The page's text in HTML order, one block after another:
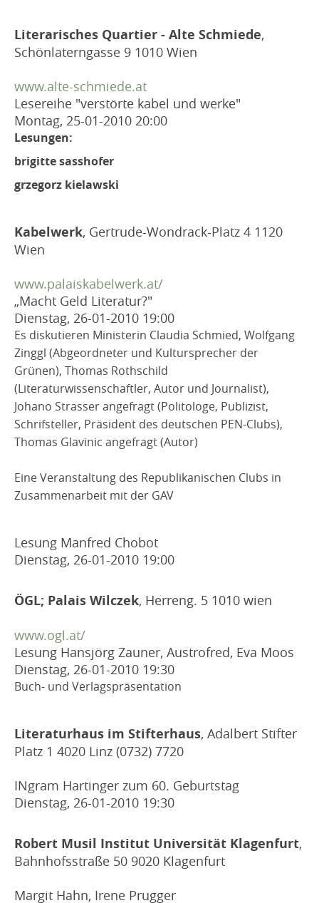
Literarisches Quartier - Alte Schmiede,
Schönlaterngasse 9 1010 Wien
www.alte-schmiede.at
Lesereihe "verstörte kabel und werke"
Montag, 25-01-2010 20:00
Lesungen:
brigitte sasshofer
grzegorz kielawski
Kabelwerk, Gertrude-Wondrack-Platz 4 1120
Wien
www.palaiskabelwerk.at/
„Macht Geld Literatur?"
Dienstag, 26-01-2010 19:00
Es diskutieren Ministerin Claudia Schmied, Wolfgang
Zinggl (Abgeordneter und Kultursprecher der
Grünen), Thomas Rothschild
(Literaturwissenschaftler, Autor und Journalist),
Johano Strasser angefragt (Politologe, Publizist,
Schrifsteller, Präsident des deutschen PEN-Clubs),
Thomas Glavinic angefragt (Autor)
Eine Veranstaltung des Republikanischen Clubs in
Zusammenarbeit mit der GAV
Lesung Manfred Chobot
Dienstag, 26-01-2010 19:00
ÖGL; Palais Wilczek, Herreng. 5 1010 wien
www.ogl.at/
Lesung Hansjörg Zauner, Austrofred, Eva Moos
Dienstag, 26-01-2010 19:30
Buch- und Verlagspräsentation
Literaturhaus im Stifterhaus, Adalbert Stifter
Platz 1 4020 Linz (0732) 7720
INgram Hartinger zum 60. Geburtstag
Dienstag, 26-01-2010 19:30
Robert Musil Institut Universität Klagenfurt,
Bahnhofsstraße 50 9020 Klagenfurt
Margit Hahn, Irene Prugger